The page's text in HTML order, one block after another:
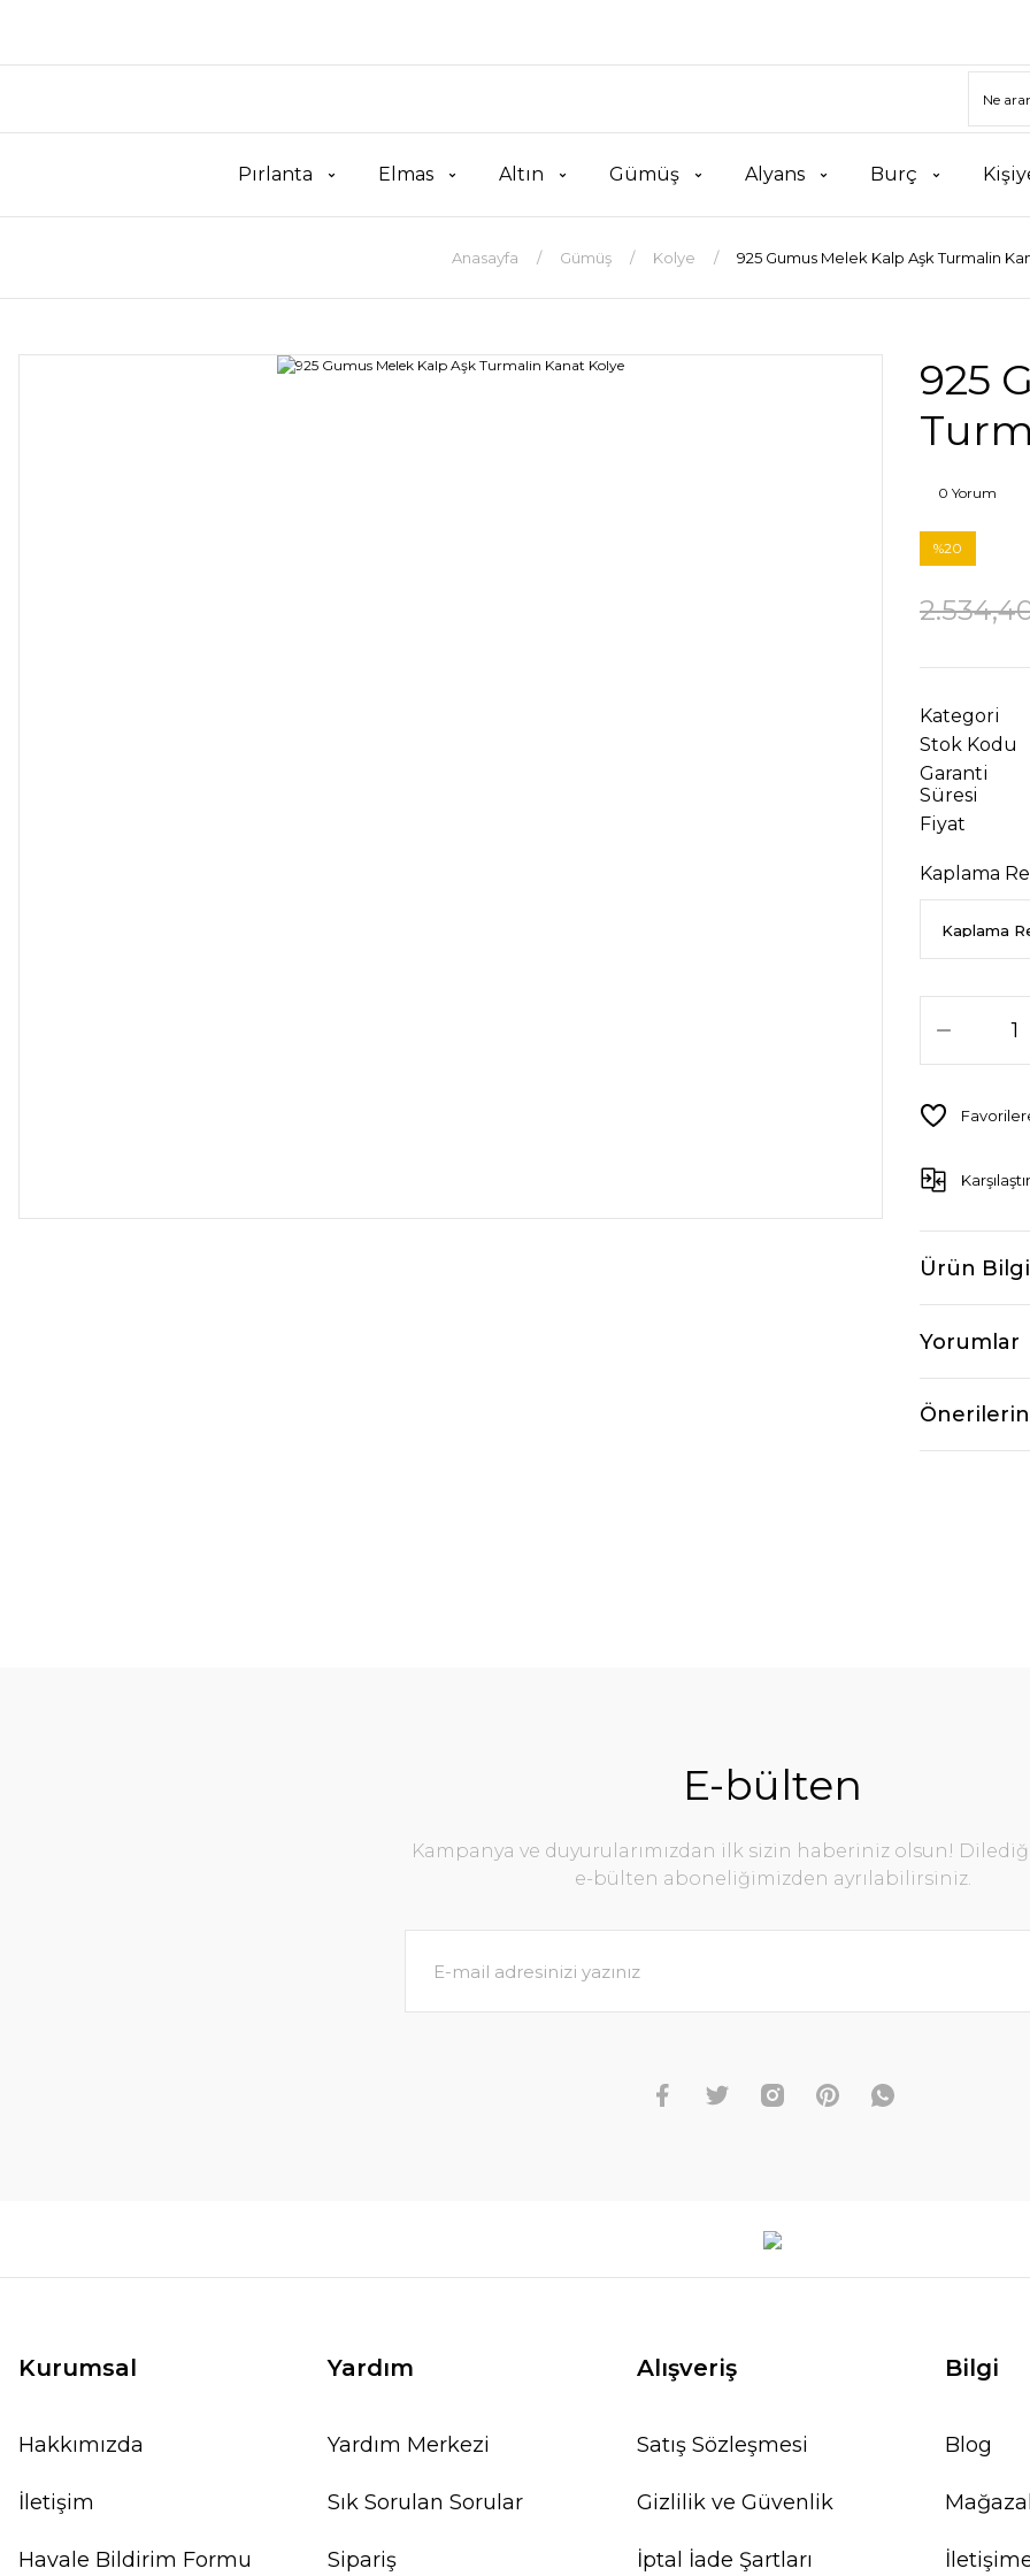
Pırlanta Elmas Altın Gümüş Alyans Burç
Anasayfa Gümüş Kolye 925 Gumus Melek Kalp Aşk Turmalin
925
0 Yorum
%20
Kategori
Stok Kodu
Garanti
Süresi
Fiyat
Kaplama
Karşılaştır
Ürün
Yorumlar
E-bülten
Kampanya ve duyurularımızdan ilk sizin haberiniz olsun!
e-bülten aboneliğimizden ayrılabilirsiniz.
Kurumsal
Hakkımızda
İletişim
Havale Bildirim Formu
Yardım
Yardım Merkezi
Sık Sorulan Sorular
Sipariş
Alışveriş
Satış Sözleşmesi
Gizlilik ve Güvenlik
İptal İade Şartları
Bilgi
Blog